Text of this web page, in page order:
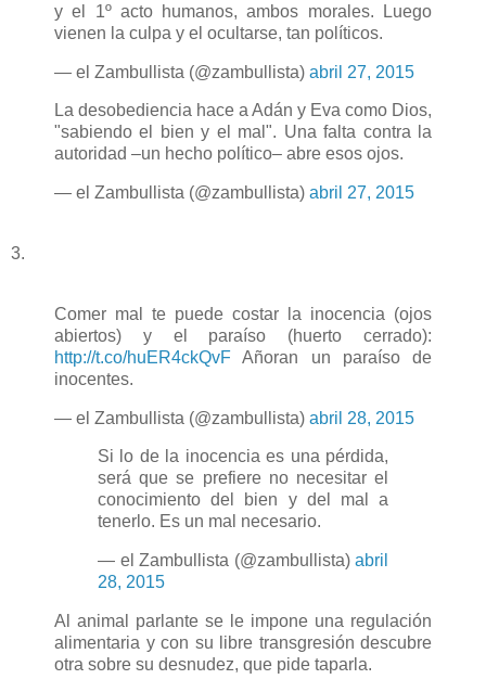
y el 1º acto humanos, ambos morales. Luego
vienen la culpa y el ocultarse, tan políticos.
— el Zambullista (@zambullista) abril 27, 2015
La desobediencia hace a Adán y Eva como Dios,
"sabiendo el bien y el mal". Una falta contra la
autoridad –un hecho político– abre esos ojos.
— el Zambullista (@zambullista) abril 27, 2015
3.
Comer mal te puede costar la inocencia (ojos
abiertos) y el paraíso (huerto cerrado):
http://t.co/huER4ckQvF Añoran un paraíso de
inocentes.
— el Zambullista (@zambullista) abril 28, 2015
Si lo de la inocencia es una pérdida,
será que se prefiere no necesitar el
conocimiento del bien y del mal a
tenerlo. Es un mal necesario.
— el Zambullista (@zambullista) abril
28, 2015
Al animal parlante se le impone una regulación
alimentaria y con su libre transgresión descubre
otra sobre su desnudez, que pide taparla.